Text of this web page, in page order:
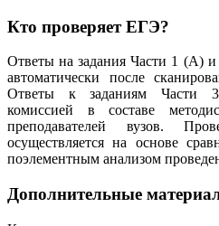
Кто проверяет ЕГЭ?
Ответы на задания Части 1 (А)
автоматически после
Ответы к заданиям Части 3
комиссией в составе
преподавателей вузов.
осуществляется на основе
поэлементным анализом
Дополнительные